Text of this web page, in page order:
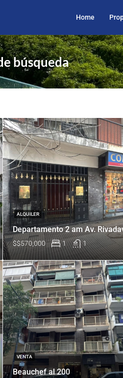
Home
búsqueda
ALQUILER
Departamento 2 am Av.
$$570,000 1 1
VENTA
Beauchef al 200